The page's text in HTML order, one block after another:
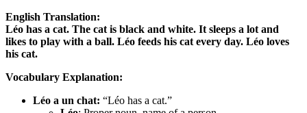
English Translation:
Léo has a cat. The cat is black and white. It sleeps a lot and
likes to play with a ball. Léo feeds his cat every day. Léo loves
his cat.
Vocabulary Explanation:
Léo a un chat: “Léo has a cat.”